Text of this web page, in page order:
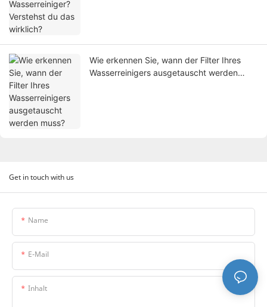
Wie erkennen Sie, wann der Filter Ihres
Wasserreinigers ausgetauscht werden
Get in touch with us
Name
E-Mail
Inhalt